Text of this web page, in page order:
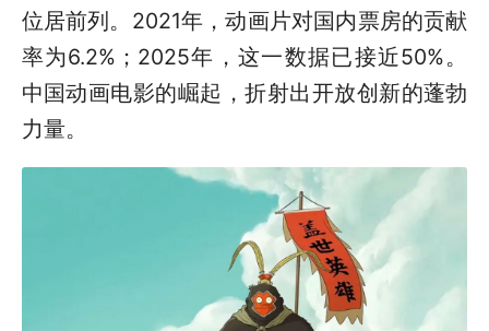
位居前列。2021年，动画片对国内票房的贡献
率为6.2%；2025年，这一数据已接近50%。
中国动画电影的崛起，折射出开放创新的蓬勃
力量。